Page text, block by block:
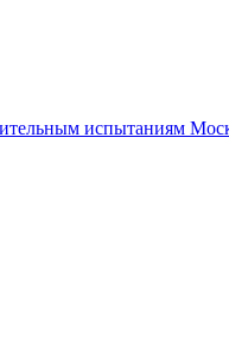
испытаниям